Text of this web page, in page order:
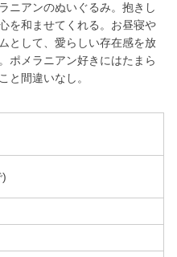
ニアンのぬいぐるみ。抱きし
を和ませてくれる。お昼寝や
として、愛らしい存在感を放
ポメラニアン好きにはたまら
と間違いなし。
)